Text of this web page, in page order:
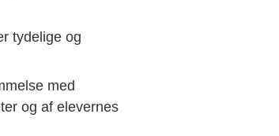
tydelige og
med
og af elevernes